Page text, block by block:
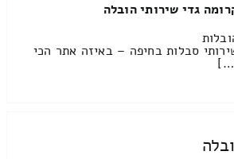
גדי שירותי הובלה
סבלות בחיפה – באיזה אתר הכי